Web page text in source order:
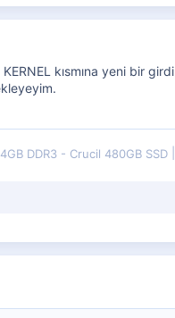
kısmına yeni bir
DDR3 - Crucil 480GB SSD